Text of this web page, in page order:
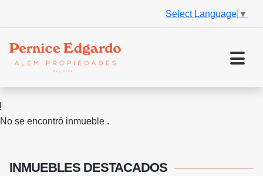
Select Language ▼
No se encontró inmueble .
INMUEBLES DESTACADOS